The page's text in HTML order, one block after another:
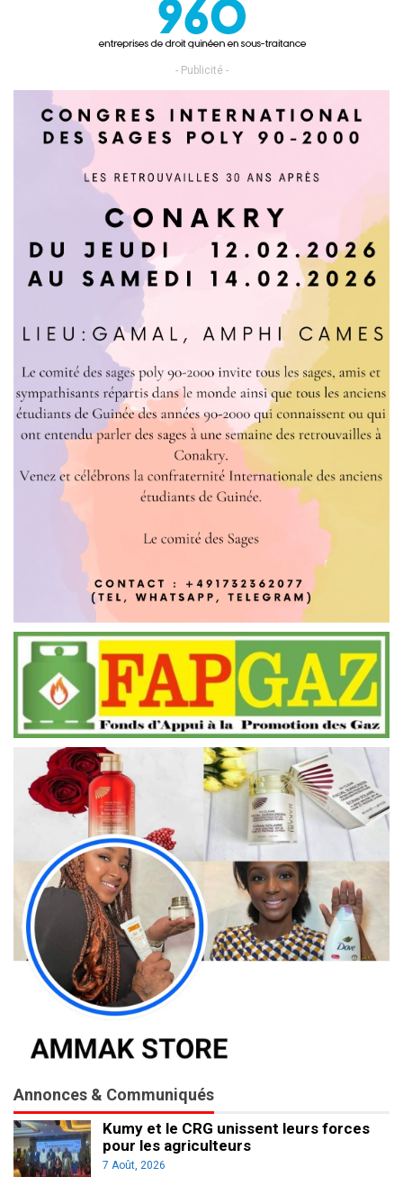
- Publicité -
Annonces & Communiqués
Kumy et le CRG unissent leurs forces
pour les agriculteurs
7 Août, 2026